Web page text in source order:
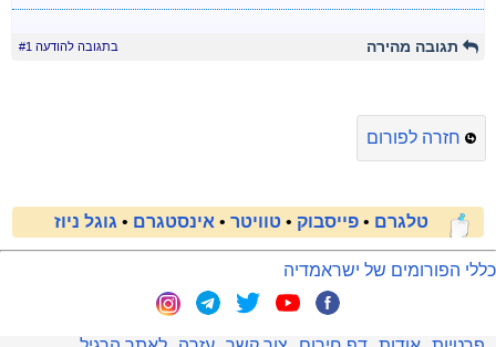
תגובה מהירה בתגובה להודעה #1
חזרה לפורום
טלגרם • פייסבוק • טוויטר • אינסטגרם • גוגל ניוז
כללי הפורומים של ישראמדיה